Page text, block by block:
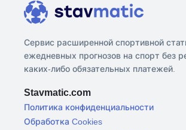
Сервис расширенной спортивной
ежедневных прогнозов на спорт без
каких-либо обязательных платежей.
Stavmatic.com
Политика конфиденциальности
Обработка Cookies